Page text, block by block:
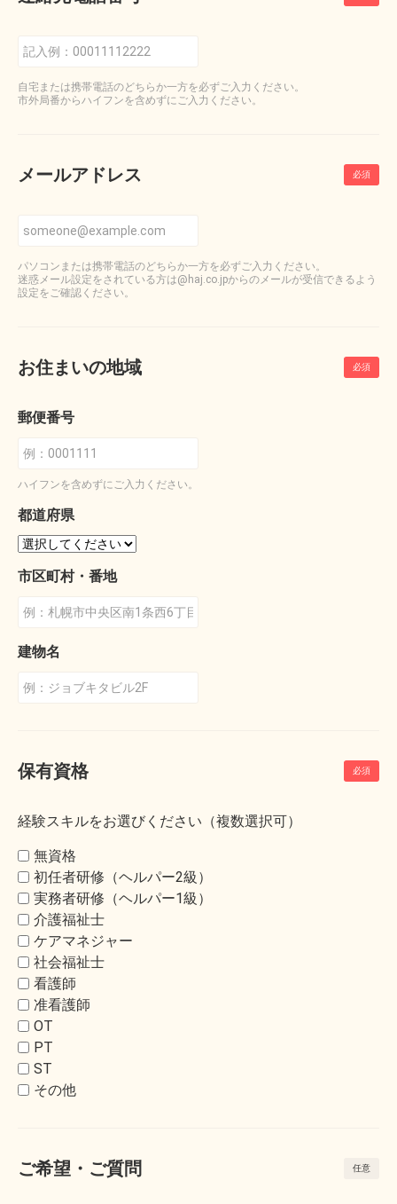
自宅または携帯電話のどちらか一方を必ずご入力ください。
市外局番からハイフンを含めずにご入力ください。
メールアドレス
パソコンまたは携帯電話のどちらか一方を必ずご入力ください。
迷惑メール設定をされている方は@haj.co.jpからのメールが受信できるよう
設定をご確認ください。
お住まいの地域
郵便番号
ハイフンを含めずにご入力ください。
都道府県
市区町村・番地
建物名
保有資格
経験スキルをお選びください（複数選択可）
無資格
初任者研修（ヘルパー2級）
実務者研修（ヘルパー1級）
介護福祉士
ケアマネジャー
社会福祉士
看護師
准看護師
OT
PT
ST
その他
ご希望・ご質問